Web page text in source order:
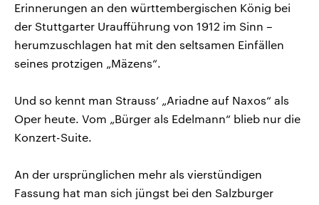
Erinnerungen an den württembergischen König bei
der Stuttgarter Uraufführung von 1912 im Sinn –
herumzuschlagen hat mit den seltsamen Einfällen
seines protzigen „Mäzens“.
Und so kennt man Strauss‘ „Ariadne auf Naxos“ als
Oper heute. Vom „Bürger als Edelmann“ blieb nur die
Konzert-Suite.
An der ursprünglichen mehr als vierstündigen
Fassung hat man sich jüngst bei den Salzburger